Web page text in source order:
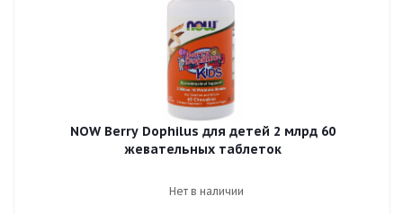
NOW Berry Dophilus для детей 2 млрд 60
жевательных таблеток
Нет в наличии